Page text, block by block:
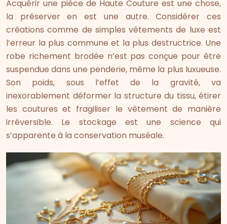
Acquérir une pièce de Haute Couture est une chose,
la préserver en est une autre. Considérer ces
créations comme de simples vêtements de luxe est
l’erreur la plus commune et la plus destructrice. Une
robe richement brodée n’est pas conçue pour être
suspendue dans une penderie, même la plus luxueuse.
Son poids, sous l’effet de la gravité, va
inexorablement déformer la structure du tissu, étirer
les coutures et fragiliser le vêtement de manière
irréversible. Le stockage est une science qui
s’apparente à la conservation muséale.